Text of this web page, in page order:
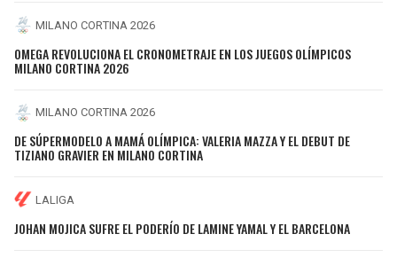
MILANO CORTINA 2026
OMEGA REVOLUCIONA EL CRONOMETRAJE EN LOS JUEGOS OLÍMPICOS
MILANO CORTINA 2026
MILANO CORTINA 2026
DE SÚPERMODELO A MAMÁ OLÍMPICA: VALERIA MAZZA Y EL DEBUT DE
TIZIANO GRAVIER EN MILANO CORTINA
LALIGA
JOHAN MOJICA SUFRE EL PODERÍO DE LAMINE YAMAL Y EL BARCELONA